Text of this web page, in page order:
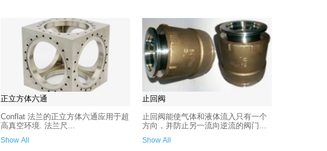
正立方体六通
Conflat 法兰的正立方体六通应用于超
高真空环境. 法兰尺...
Show All
止回阀
止回阀能使气体和液体流入只有一个
方向，并防止另一流向逆流的阀门...
Show All